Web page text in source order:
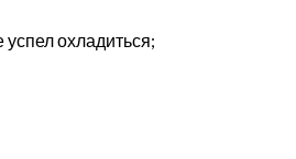
успел охладиться;